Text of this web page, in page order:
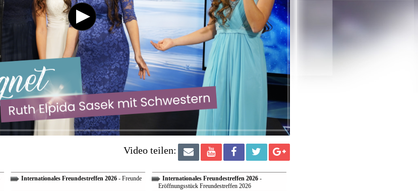
Video teilen:
Internationales Freundestreffen 2026- Freunde Internationales Freundestreffen 2026-
Eröffnungsstück Freundestreffen 2026